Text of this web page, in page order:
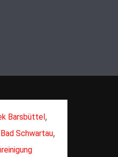
Barsbüttel,
Schwartau,